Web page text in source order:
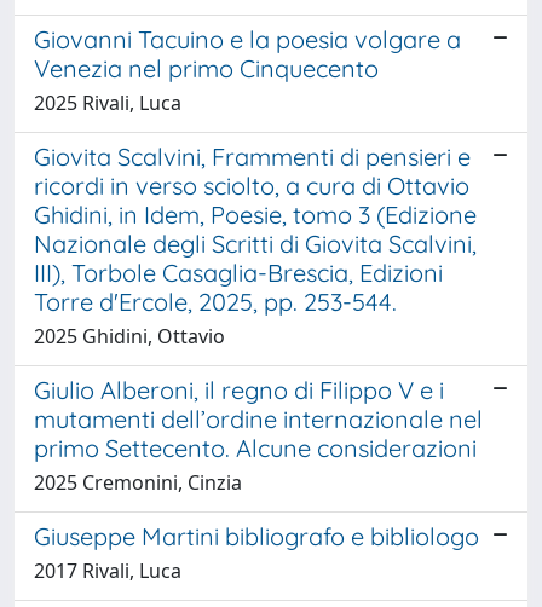
Giovanni Tacuino e la poesia volgare a
Venezia nel primo Cinquecento
2025 Rivali, Luca
Giovita Scalvini, Frammenti di pensieri e
ricordi in verso sciolto, a cura di Ottavio
Ghidini, in Idem, Poesie, tomo 3 (Edizione
Nazionale degli Scritti di Giovita Scalvini,
III), Torbole Casaglia-Brescia, Edizioni
Torre d'Ercole, 2025, pp. 253-544.
2025 Ghidini, Ottavio
Giulio Alberoni, il regno di Filippo V e i
mutamenti dell’ordine internazionale nel
primo Settecento. Alcune considerazioni
2025 Cremonini, Cinzia
Giuseppe Martini bibliografo e bibliologo
2017 Rivali, Luca